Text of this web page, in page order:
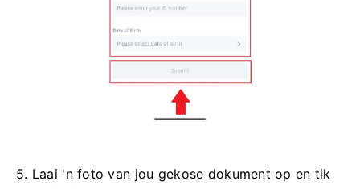
5. Laai 'n foto van jou gekose dokument op en tik